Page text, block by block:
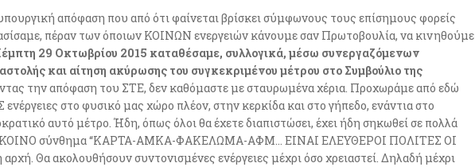
απόφαση που από ότι φαίνεται βρίσκει σύμφωνους τους επίσημους φορείς
πέραν των όποιων ΚΟΙΝΩΝ ενεργειών κάνουμε σαν Πρωτοβουλία, να κινηθούμε
29 Οκτωβρίου 2015 καταθέσαμε, συλλογικά, μέσω συνεργαζόμενων
και αίτηση ακύρωσης του συγκεκριμένου μέτρου στο Συμβούλιο της
την απόφαση του ΣΤΕ, δεν καθόμαστε με σταυρωμένα χέρια. Προχωράμε από εδώ
στο φυσικό μας χώρο πλέον, στην κερκίδα και στο γήπεδο, ενάντια στο
αυτό μέτρο. Ήδη, όπως όλοι θα έχετε διαπιστώσει, έχει ήδη σηκωθεί σε πολλά
ΚΟΙΝΟ σύνθημα “ΚΑΡΤΑ-ΑΜΚΑ-ΦΑΚΕΛΩΜΑ-ΑΦΜ… ΕΙΝΑΙ ΕΛΕΥΘΕΡΟΙ ΠΟΛΙΤΕΣ ΟΙ
Θα ακολουθήσουν συντονισμένες ενέργειες μέχρι όσο χρειαστεί. Δηλαδή μέχρι